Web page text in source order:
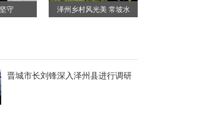
守 泽州乡村风光美 常坡水
晋城市长刘锋深入泽州县进行调研